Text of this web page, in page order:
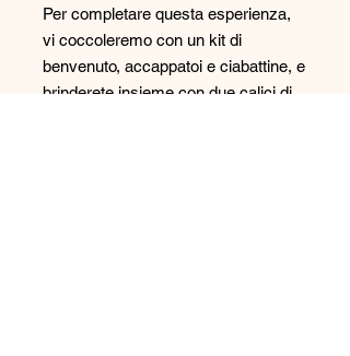
Per completare questa esperienza,
vi coccoleremo con un kit di
benvenuto, accappatoi e ciabattine, e
brinderete insieme con due calici di